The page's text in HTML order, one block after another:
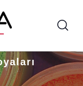
Boyaları